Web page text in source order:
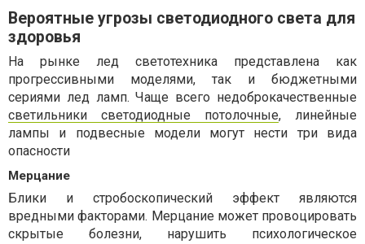
Вероятные угрозы светодиодного света для
здоровья
На рынке лед светотехника представлена как
прогрессивными моделями, так и бюджетными
сериями лед ламп. Чаще всего недоброкачественные
светильники светодиодные потолочные, линейные
лампы и подвесные модели могут нести три вида
опасности
Мерцание
Блики и стробоскопический эффект являются
вредными факторами. Мерцание может провоцировать
скрытые болезни, нарушить психологическое